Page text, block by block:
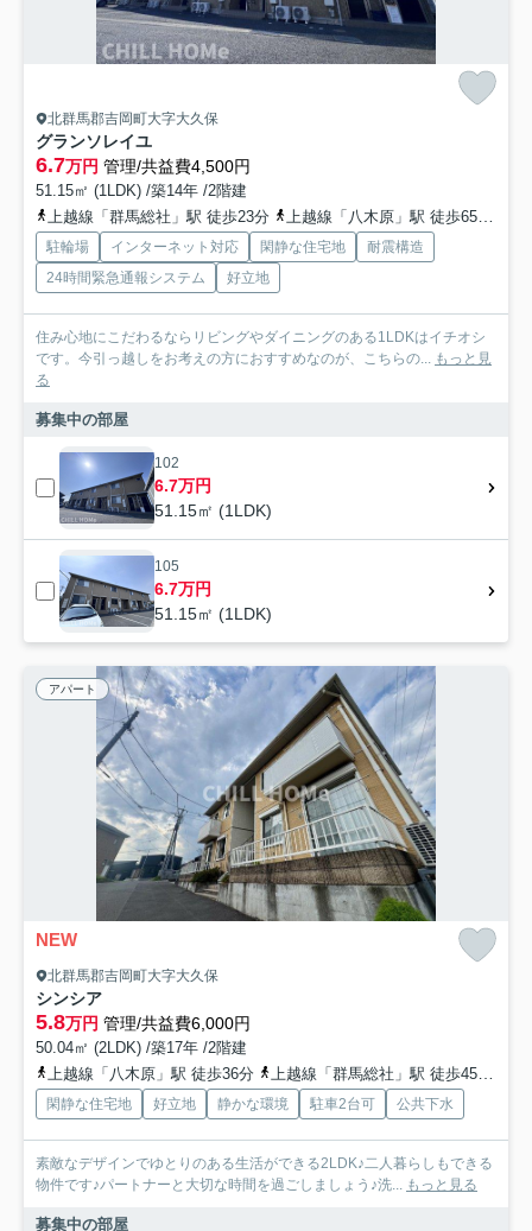
北群馬郡吉岡町大字大久保
グランソレイユ
6.7万円 管理/共益費4,500円
51.15㎡ (1LDK) /築14年 /2階建
上越線「群馬総社」駅 徒歩23分
上越線「八木原」駅 徒歩65分
駐輪場 インターネット対応 閑静な住宅地
耐震構造
24時間緊急通報システム
好立地
住み心地にこだわるならリビングやダイニングのある1LDKはイチオシ
です。今引っ越しをお考えの方におすすめなのが、こちらの... もっと見
る
募集中の部屋
102
6.7万円
51.15㎡ (1LDK)
105
6.7万円
51.15㎡ (1LDK)
アパート
NEW
北群馬郡吉岡町大字大久保
シンシア
5.8万円 管理/共益費6,000円
50.04㎡ (2LDK) /築17年 /2階建
上越線「八木原」駅 徒歩36分
上越線「群馬総社」駅 徒歩45分
閑静な住宅地 好立地 静かな環境 駐車2台可 公共下水
素敵なデザインでゆとりのある生活ができる2LDK♪二人暮らしもできる
物件です♪パートナーと大切な時間を過ごしましょう♪洗... もっと見る
募集中の部屋